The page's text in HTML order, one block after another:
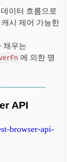
이터 흐름으로
시 제어 가능한
채우는
에 의한 명
API
browser-api-